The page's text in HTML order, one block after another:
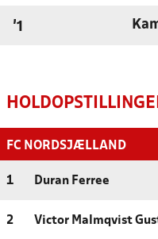
'1
FC NORDSJÆLLAND
1 Duran Ferree
2 Victor Malmqvist